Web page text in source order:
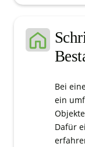
Bei
ein
Dafür